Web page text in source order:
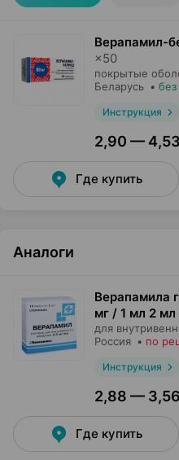
Верапамил-
×50
покрытые
Беларусь •
Инструкция
2,90 —
Где купить
Аналоги
Верапамила
мг / 1 мл 2 мл
для
Россия • по
Инструкция
2,88 —
Где купить